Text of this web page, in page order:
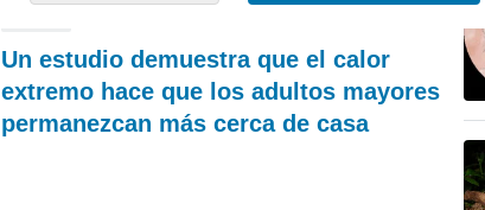
Un estudio demuestra que el calor
extremo hace que los adultos mayores
permanezcan más cerca de casa